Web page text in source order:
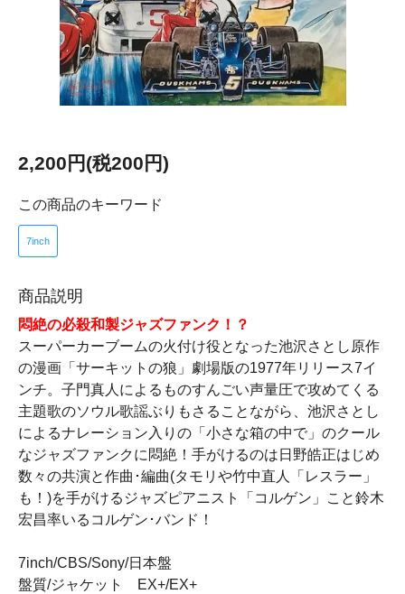
2,200円(税200円)
この商品のキーワード
7inch
商品説明
悶絶の必殺和製ジャズファンク！？
スーパーカーブームの火付け役となった池沢さとし原作
の漫画「サーキットの狼」劇場版の1977年リリース7イ
ンチ。子門真人によるものすんごい声量圧で攻めてくる
主題歌のソウル歌謡ぶりもさることながら、池沢さとし
によるナレーション入りの「小さな箱の中で」のクール
なジャズファンクに悶絶！手がけるのは日野皓正はじめ
数々の共演と作曲･編曲(タモリや竹中直人「レスラー」
も！)を手がけるジャズピアニスト「コルゲン」こと鈴木
宏昌率いるコルゲン･バンド！
7inch/CBS/Sony/日本盤
盤質/ジャケット EX+/EX+